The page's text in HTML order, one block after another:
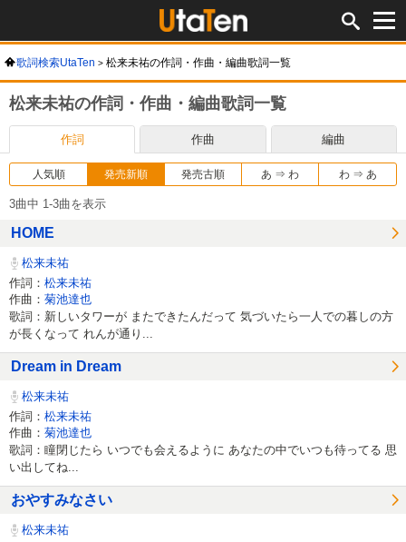
歌詞検索UtaTen 松来未祐の作詞・作曲・編曲歌詞一覧
松来未祐の作詞・作曲・編曲歌詞一覧
作詞 作曲 編曲
人気順 発売新順 発売古順 あ ⇒ わ わ ⇒ あ
3曲中 1-3曲を表示
HOME
松来未祐
作詞： 松来未祐
作曲： 菊池達也
歌詞：新しいタワーが またできたんだって 気づいたら一人での暮しの方
が長くなって れんが通り...
Dream in Dream
松来未祐
作詞： 松来未祐
作曲： 菊池達也
歌詞：瞳閉じたら いつでも会えるように あなたの中でいつも待ってる 思
い出してね...
おやすみなさい
松来未祐